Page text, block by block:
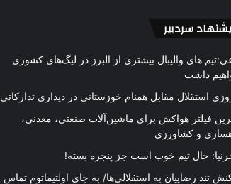
سردبیر
های والیبال بیشتری از البرز در لیگ‌های کشوری
داشت
استقلال مقابل همنام خوزستانی در دیداری تدارکاتی
فیلتر هواکش برای ماشین‌آلات صنعتی، معدنی،
و کشاورزی
حال تیم خوب است جز پنجره بسته!
تند رضاییان به استقلالی‌ها/ به جای اولتیماتوم تماس